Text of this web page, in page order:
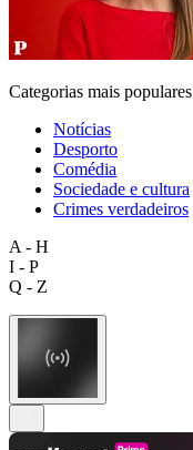
Categorias mais populares
Notícias
Desporto
Comédia
Sociedade e cultura
Crimes verdadeiros
A - H
I - P
Q - Z